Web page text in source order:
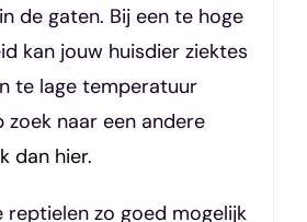
de gaten. Bij een te hoge
kan jouw huisdier ziektes
te lage temperatuur
zoek naar een andere
dan hier.
reptielen zo goed mogelijk